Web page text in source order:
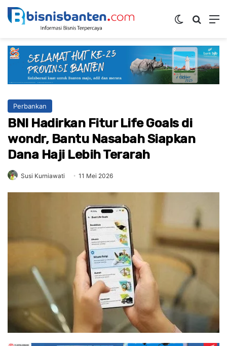
Switch skin
Perbankan
BNI Hadirkan Fitur Life Goals di
wondr, Bantu Nasabah Siapkan
Dana Haji Lebih Terarah
Susi Kurniawati 11 Mei 2026